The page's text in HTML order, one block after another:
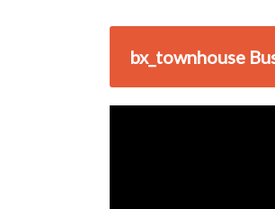
bx_townhouse